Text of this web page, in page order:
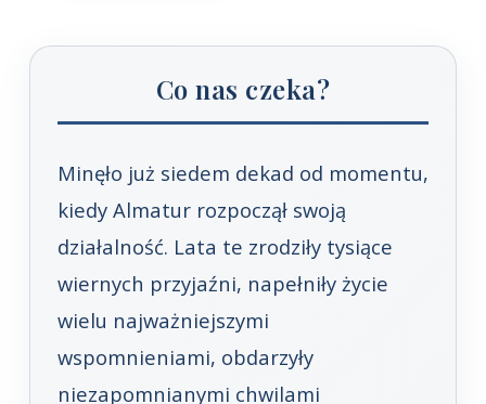
Co nas czeka?
Minęło już siedem dekad od momentu,
kiedy Almatur rozpoczął swoją
działalność. Lata te zrodziły tysiące
wiernych przyjaźni, napełniły życie
wielu najważniejszymi
wspomnieniami, obdarzyły
niezapomnianymi chwilami